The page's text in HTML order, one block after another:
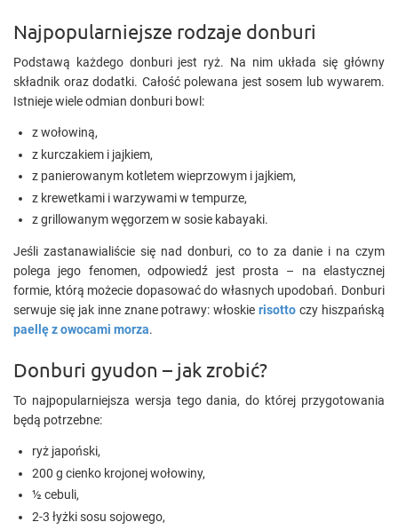
Najpopularniejsze rodzaje donburi
Podstawą każdego donburi jest ryż. Na nim układa się główny
składnik oraz dodatki. Całość polewana jest sosem lub wywarem.
Istnieje wiele odmian donburi bowl:
z wołowiną,
z kurczakiem i jajkiem,
z panierowanym kotletem wieprzowym i jajkiem,
z krewetkami i warzywami w tempurze,
z grillowanym węgorzem w sosie kabayaki.
Jeśli zastanawialiście się nad donburi, co to za danie i na czym
polega jego fenomen, odpowiedź jest prosta – na elastycznej
formie, którą możecie dopasować do własnych upodobań. Donburi
serwuje się jak inne znane potrawy: włoskierisotto czy hiszpańską
paellę z owocami morza.
Donburi gyudon – jak zrobić?
To najpopularniejsza wersja tego dania, do której przygotowania
będą potrzebne:
ryż japoński,
200 g cienko krojonej wołowiny,
½ cebuli,
2-3 łyżki sosu sojowego,